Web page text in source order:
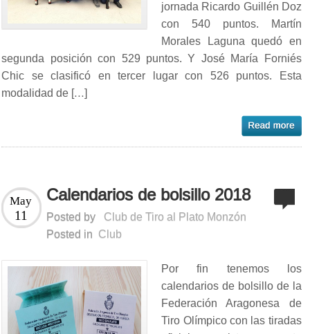
jornada Ricardo Guillén Doz
con 540 puntos. Martín
Morales Laguna quedó en
segunda posición con 529 puntos. Y José María Forniés
Chic se clasificó en tercer lugar con 526 puntos. Esta
modalidad de […]
Calendarios de bolsillo 2018
May
11 Posted by
Club de Tiro al Plato Monzón
Posted in Club
Por fin tenemos los
calendarios de bolsillo de la
Federación Aragonesa de
Tiro Olímpico con las tiradas